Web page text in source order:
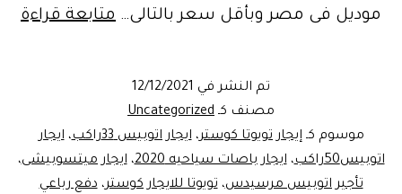
موديل فى مصر وبأقل سعر بالتالى… متابعة قراءة
تم النشر في 12/12/2021
مصنف كـ Uncategorized
موسوم كـإيجار تويوتا كوستر،ايجار اتوبيس 33راكب ،ايجار
اتوبيس50راكب
،ايجار باصات سياحيه 2020 ،ايجار ميتسوبيشى،
تأجير اتوبيس مرسيدس،تويوتا للايجار كوستر،دفع رباعي